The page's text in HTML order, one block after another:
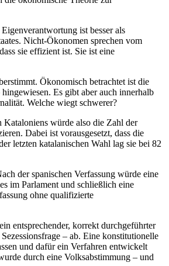
ist besser als
Nicht-Ökonomen sprechen vom
sie effizient ist. Sie ist eine
Ökonomisch betrachtet ist die
Es gibt aber auch innerhalb
Welche wiegt schwerer?
Kataloniens würde also die Zahl der
Dabei ist vorausgesetzt, dass die
letzten katalanischen Wahl lag sie bei 82
der spanischen Verfassung würde eine
im Parlament und schließlich eine
ohne qualifizierte
entsprechender, korrekt durchgeführter
– ab. Eine konstitutionelle
und dafür ein Verfahren entwickelt
durch eine Volksabstimmung – und